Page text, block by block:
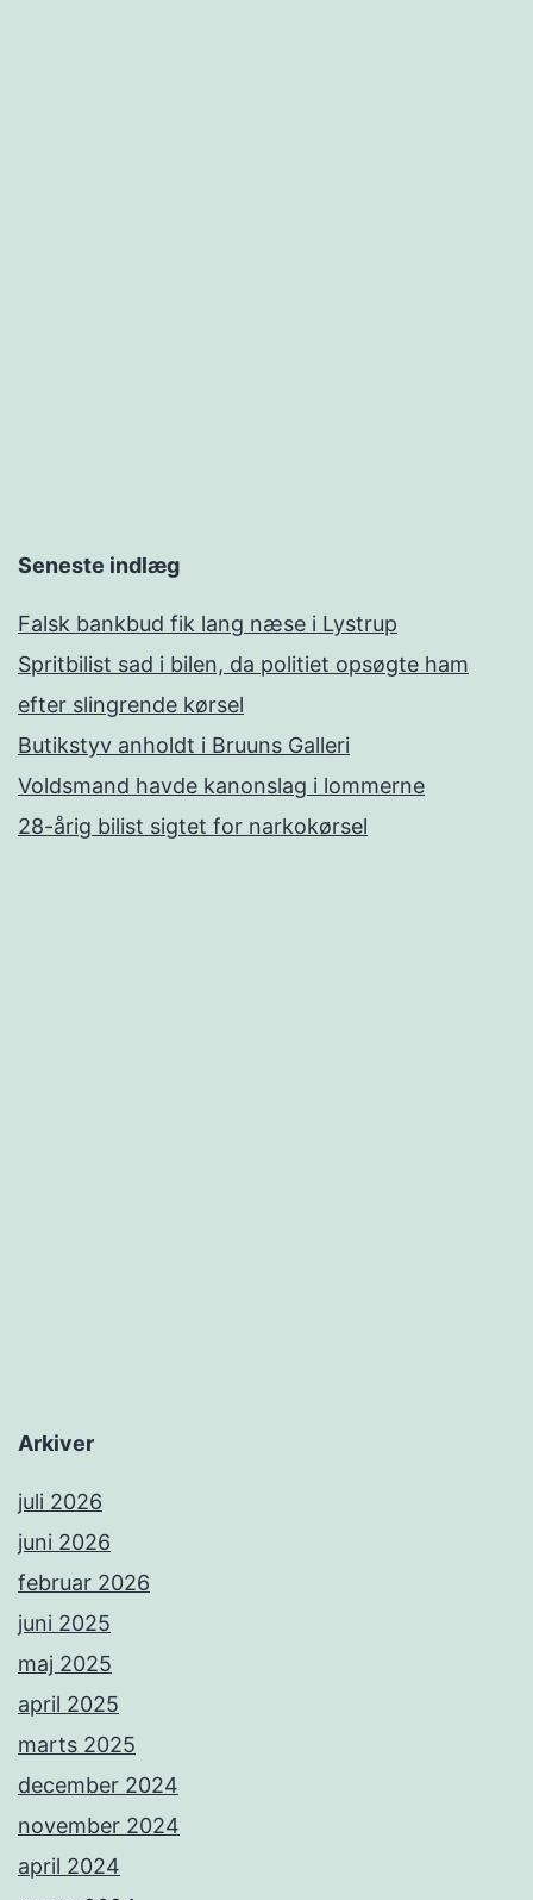
Seneste indlæg
Falsk bankbud fik lang næse i Lystrup
Spritbilist sad i bilen, da politiet opsøgte ham
efter slingrende kørsel
Butikstyv anholdt i Bruuns Galleri
Voldsmand havde kanonslag i lommerne
28-årig bilist sigtet for narkokørsel
Arkiver
juli 2026
juni 2026
februar 2026
juni 2025
maj 2025
april 2025
marts 2025
december 2024
november 2024
april 2024